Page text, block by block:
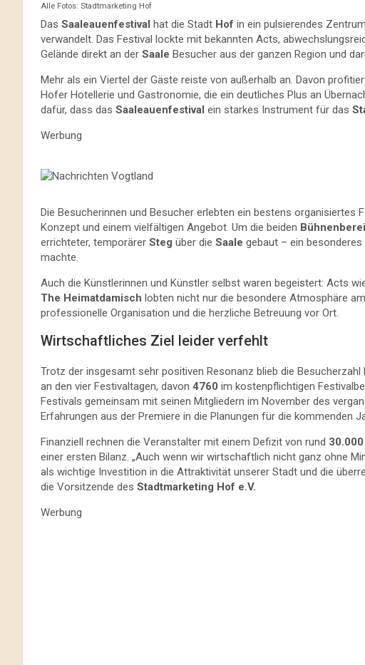
Alle Fotos: Stadtmarketing Hof
Das Saaleauenfestival hat die Stadt Hof in ein pulsierendes
verwandelt. Das Festival lockte mit bekannten Acts,
Gelände direkt an der Saale Besucher aus der ganzen Region und
Mehr als ein Viertel der Gäste reiste von außerhalb an. Davon
Hofer Hotellerie und Gastronomie, die ein deutliches Plus an
dafür, dass das Saaleauenfestival ein starkes Instrument für das
Werbung
Die Besucherinnen und Besucher erlebten ein bestens organisiertes
Konzept und einem vielfältigen Angebot. Um die beiden
errichteter, temporärer Steg über die Saale gebaut – ein
machte.
Auch die Künstlerinnen und Künstler selbst waren begeistert: Acts
The Heimatdamisch lobten nicht nur die besondere Atmosphäre
professionelle Organisation und die herzliche Betreuung vor Ort.
Wirtschaftliches Ziel leider verfehlt
Trotz der insgesamt sehr positiven Resonanz blieb die Besucherzahl
an den vier Festivaltagen, davon 4760 im kostenpflichtigen
Festivals gemeinsam mit seinen Mitgliedern im November des
Erfahrungen aus der Premiere in die Planungen für die kommenden
Finanziell rechnen die Veranstalter mit einem Defizit von rund
einer ersten Bilanz. „Auch wenn wir wirtschaftlich nicht ganz ohne
als wichtige Investition in die Attraktivität unserer Stadt und die
die Vorsitzende des Stadtmarketing Hof e.V.
Werbung